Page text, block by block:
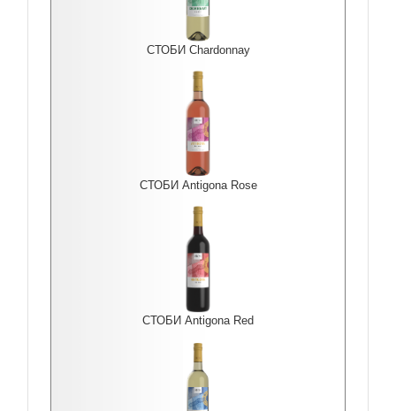
СТОБИ Chardonnay
СТОБИ Antigona Rоse
СТОБИ Antigona Red